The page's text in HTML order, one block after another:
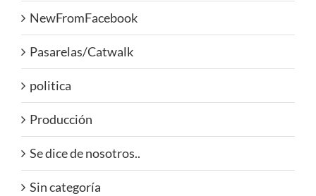
NewFromFacebook
Pasarelas/Catwalk
politica
Producción
Se dice de nosotros..
Sin categoría